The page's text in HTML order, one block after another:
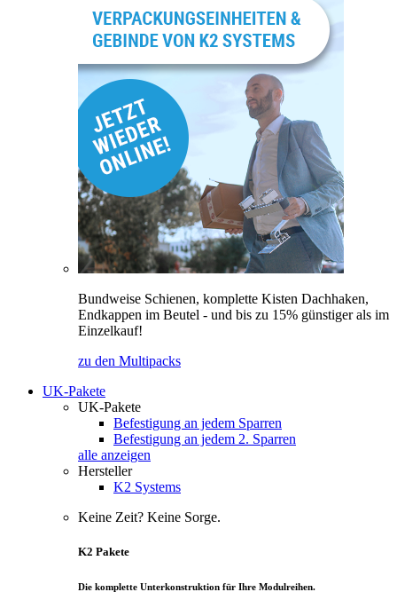
Bundweise Schienen, komplette Kisten Dachhaken,
Endkappen im Beutel - und bis zu 15% günstiger als im
Einzelkauf!
zu den Multipacks
UK-Pakete
UK-Pakete
Befestigung an jedem Sparren
Befestigung an jedem 2. Sparren
alle anzeigen
Hersteller
K2 Systems
Keine Zeit? Keine Sorge.
K2 Pakete
Die komplette Unterkonstruktion für Ihre Modulreihen.